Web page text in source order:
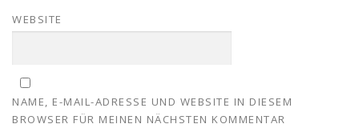
WEBSITE
NAME, E-MAIL-ADRESSE UND WEBSITE IN DIESEM
BROWSER FÜR MEINEN NÄCHSTEN KOMMENTAR